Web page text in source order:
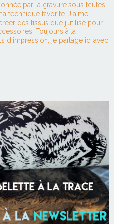
par la gravure sous toutes
technique favorite. J'aime
des tissus que j'utilise pour
Toujours à la
d'impression, je partage ici avec